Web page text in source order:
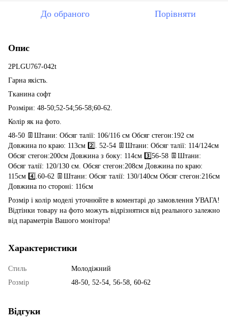
До обраного Порівняти
Опис
2PLGU767-042t
Гарна якість.
Тканина софт
Розміри: 48-50;52-54;56-58;60-62.
Колір як на фото.
48-50 👖Штани: Обсяг талії: 106/116 см Обсяг стегон:192 см
Довжина по краю: 113см 2️⃣. 52-54 👖Штани: Обсяг талії: 114/124см
Обсяг стегон:200см Довжина з боку: 114см 3️⃣56-58 👖Штани:
Обсяг талії: 120/130 см. Обсяг стегон:208см Довжина по краю:
115см 4️⃣.60-62 👖Штани: Обсяг талії: 130/140см Обсяг стегон:216см
Довжина по стороні: 116см
Розмір і колір моделі уточнюйте в коментарі до замовлення УВАГА!
Відтінки товару на фото можуть відрізнятися від реального залежно
від параметрів Вашого монітора!
Характеристики
Стиль
Молодіжний
Розмір
48-50, 52-54, 56-58, 60-62
Відгуки